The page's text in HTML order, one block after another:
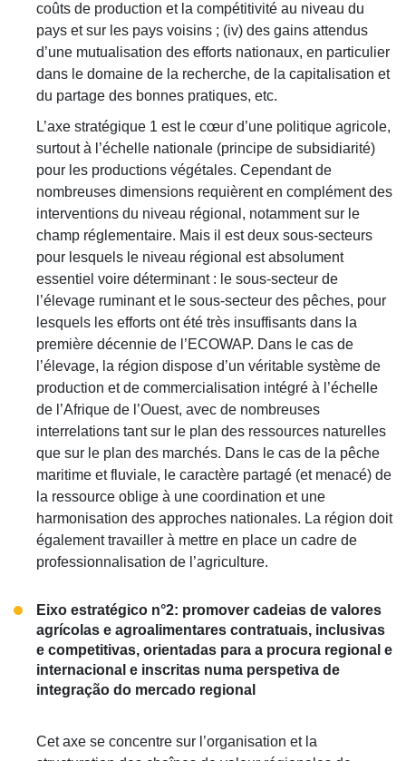
coûts de production et la compétitivité au niveau du
pays et sur les pays voisins ; (iv) des gains attendus
d’une mutualisation des efforts nationaux, en particulier
dans le domaine de la recherche, de la capitalisation et
du partage des bonnes pratiques, etc.
L’axe stratégique 1 est le cœur d’une politique agricole,
surtout à l’échelle nationale (principe de subsidiarité)
pour les productions végétales. Cependant de
nombreuses dimensions requièrent en complément des
interventions du niveau régional, notamment sur le
champ réglementaire. Mais il est deux sous-secteurs
pour lesquels le niveau régional est absolument
essentiel voire déterminant : le sous-secteur de
l’élevage ruminant et le sous-secteur des pêches, pour
lesquels les efforts ont été très insuffisants dans la
première décennie de l’ECOWAP. Dans le cas de
l’élevage, la région dispose d’un véritable système de
production et de commercialisation intégré à l’échelle
de l’Afrique de l’Ouest, avec de nombreuses
interrelations tant sur le plan des ressources naturelles
que sur le plan des marchés. Dans le cas de la pêche
maritime et fluviale, le caractère partagé (et menacé) de
la ressource oblige à une coordination et une
harmonisation des approches nationales. La région doit
également travailler à mettre en place un cadre de
professionnalisation de l’agriculture.
Eixo estratégico n°2: promover cadeias de valores
agrícolas e agroalimentares contratuais, inclusivas
e competitivas, orientadas para a procura regional e
internacional e inscritas numa perspetiva de
integração do mercado regional
Cet axe se concentre sur l’organisation et la